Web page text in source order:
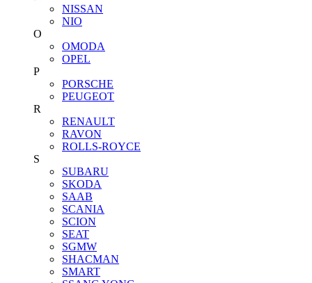
NISSAN
NIO
O
OMODA
OPEL
P
PORSCHE
PEUGEOT
R
RENAULT
RAVON
ROLLS-ROYCE
S
SUBARU
SKODA
SAAB
SCANIA
SCION
SEAT
SGMW
SHACMAN
SMART